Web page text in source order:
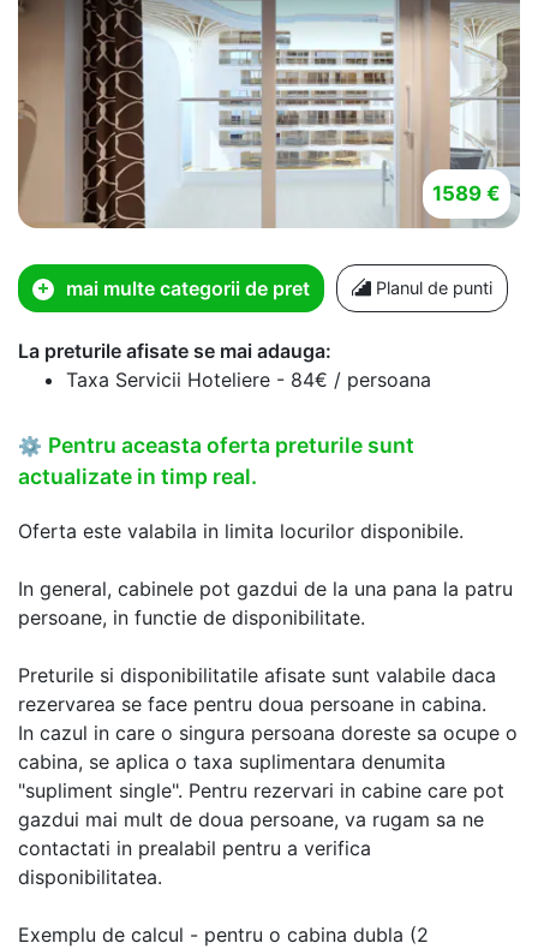
1589 €
mai multe categorii de pret Planul de punti
La preturile afisate se mai adauga:
Taxa Servicii Hoteliere - 84€ / persoana
⚙ Pentru aceasta oferta preturile sunt
actualizate in timp real.
Oferta este valabila in limita locurilor disponibile.
In general, cabinele pot gazdui de la una pana la patru
persoane, in functie de disponibilitate.
Preturile si disponibilitatile afisate sunt valabile daca
rezervarea se face pentru doua persoane in cabina.
In cazul in care o singura persoana doreste sa ocupe o
cabina, se aplica o taxa suplimentara denumita
"supliment single". Pentru rezervari in cabine care pot
gazdui mai mult de doua persoane, va rugam sa ne
contactati in prealabil pentru a verifica
disponibilitatea.
Exemplu de calcul - pentru o cabina dubla (2